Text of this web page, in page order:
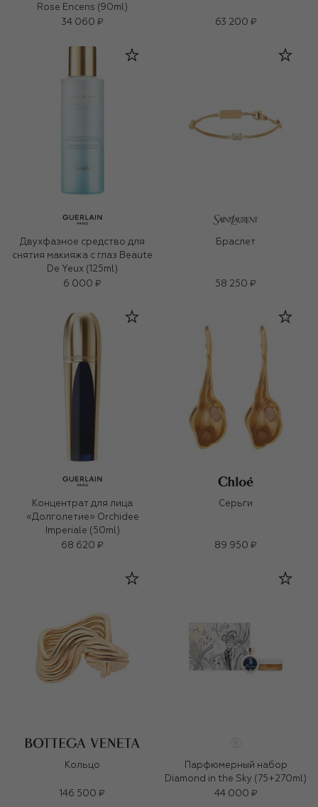
Rose Encens (90ml)
34 060 ₽
63 200 ₽
Двухфазное средство для
снятия макияжа с глаз Beaute
De Yeux (125ml)
6 000 ₽
Браслет
58 250 ₽
Концентрат для лица
«Долголетие» Orchidee
Imperiale (50ml)
68 620 ₽
Серьги
89 950 ₽
Кольцо
146 500 ₽
Парфюмерный набор
Diamond in the Sky (75+270ml)
44 000 ₽